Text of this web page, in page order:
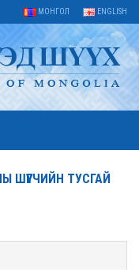
МОНГОЛ ENGLISH
ШҮҮГЧИЙН ТУСГАЙ